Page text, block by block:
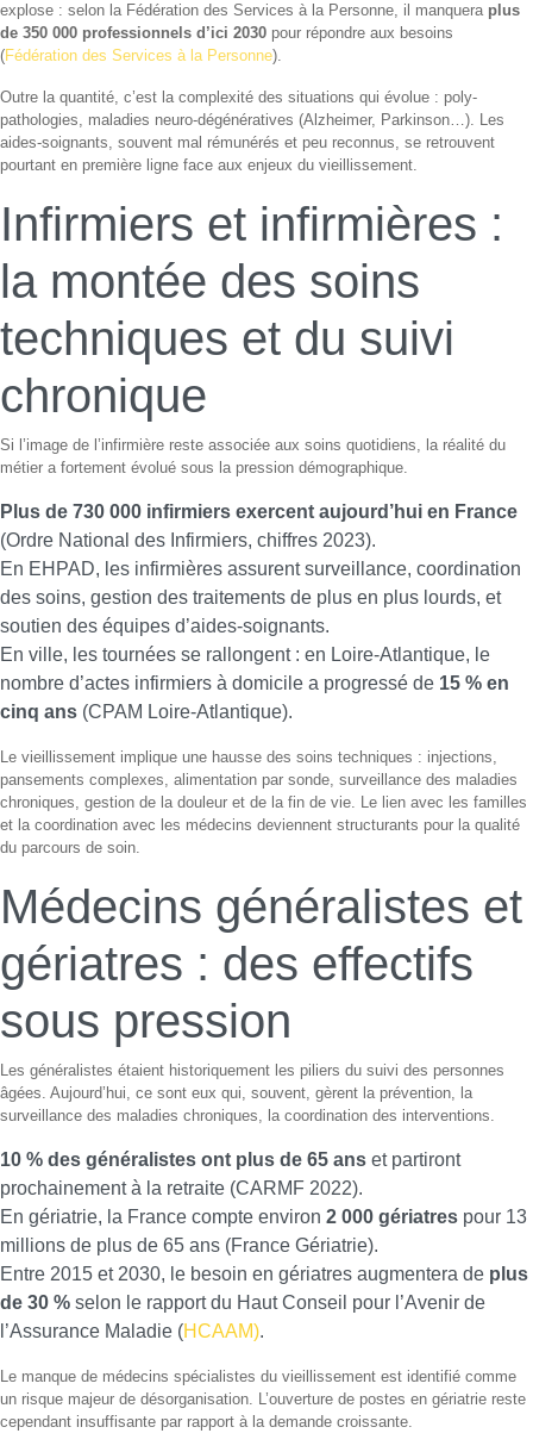
explose : selon la Fédération des Services à la Personne, il manquera plus
de 350 000 professionnels d’ici 2030 pour répondre aux besoins
(Fédération des Services à la Personne).
Outre la quantité, c’est la complexité des situations qui évolue : poly-
pathologies, maladies neuro-dégénératives (Alzheimer, Parkinson…). Les
aides-soignants, souvent mal rémunérés et peu reconnus, se retrouvent
pourtant en première ligne face aux enjeux du vieillissement.
Infirmiers et infirmières :
la montée des soins
techniques et du suivi
chronique
Si l’image de l’infirmière reste associée aux soins quotidiens, la réalité du
métier a fortement évolué sous la pression démographique.
Plus de 730 000 infirmiers exercent aujourd’hui en France
(Ordre National des Infirmiers, chiffres 2023).
En EHPAD, les infirmières assurent surveillance, coordination
des soins, gestion des traitements de plus en plus lourds, et
soutien des équipes d’aides-soignants.
En ville, les tournées se rallongent : en Loire-Atlantique, le
nombre d’actes infirmiers à domicile a progressé de 15 % en
cinq ans (CPAM Loire-Atlantique).
Le vieillissement implique une hausse des soins techniques : injections,
pansements complexes, alimentation par sonde, surveillance des maladies
chroniques, gestion de la douleur et de la fin de vie. Le lien avec les familles
et la coordination avec les médecins deviennent structurants pour la qualité
du parcours de soin.
Médecins généralistes et
gériatres : des effectifs
sous pression
Les généralistes étaient historiquement les piliers du suivi des personnes
âgées. Aujourd’hui, ce sont eux qui, souvent, gèrent la prévention, la
surveillance des maladies chroniques, la coordination des interventions.
10 % des généralistes ont plus de 65 ans et partiront
prochainement à la retraite (CARMF 2022).
En gériatrie, la France compte environ 2 000 gériatres pour 13
millions de plus de 65 ans (France Gériatrie).
Entre 2015 et 2030, le besoin en gériatres augmentera de plus
de 30 % selon le rapport du Haut Conseil pour l’Avenir de
l’Assurance Maladie (HCAAM).
Le manque de médecins spécialistes du vieillissement est identifié comme
un risque majeur de désorganisation. L’ouverture de postes en gériatrie reste
cependant insuffisante par rapport à la demande croissante.